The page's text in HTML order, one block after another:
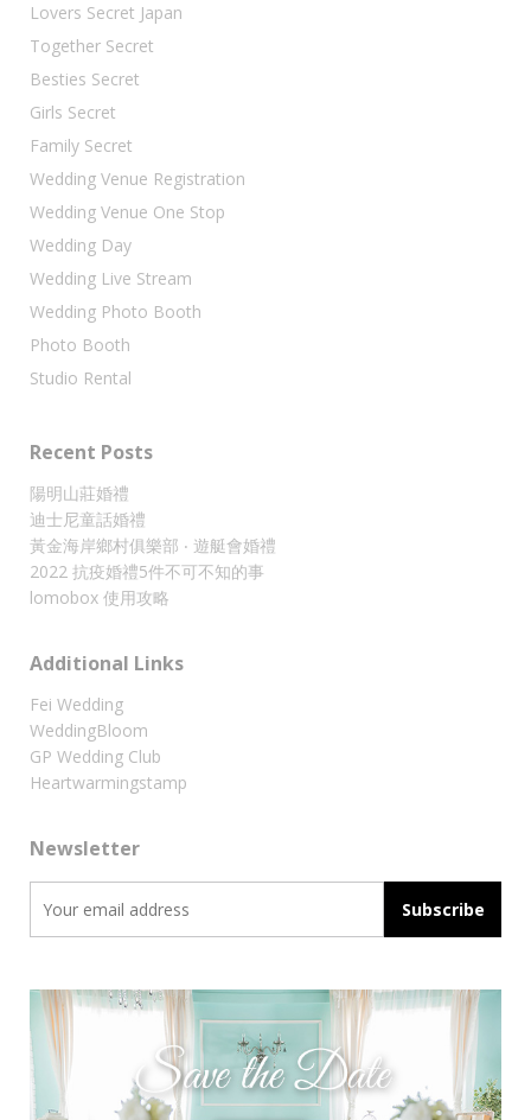
Lovers Secret Japan
Together Secret
Besties Secret
Girls Secret
Family Secret
Wedding Venue Registration
Wedding Venue One Stop
Wedding Day
Wedding Live Stream
Wedding Photo Booth
Photo Booth
Studio Rental
Recent Posts
陽明山莊婚禮
迪士尼童話婚禮
黃金海岸鄉村俱樂部 ‧ 遊艇會婚禮
2022 抗疫婚禮5件不可不知的事
lomobox 使用攻略
Additional Links
Fei Wedding
WeddingBloom
GP Wedding Club
Heartwarmingstamp
Newsletter